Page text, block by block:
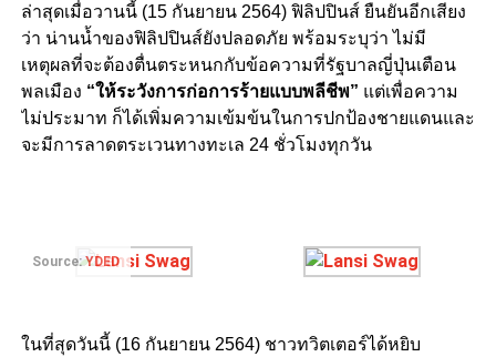
ล่าสุดเมื่อวานนี้ (15 กันยายน 2564) ฟิลิปปินส์ ยืนยันอีกเสียง
ว่า น่านน้ำของฟิลิปปินส์ยังปลอดภัย พร้อมระบุว่า ไม่มี
เหตุผลที่จะต้องตื่นตระหนกกับข้อความที่รัฐบาลญี่ปุ่นเตือน
พลเมือง “ให้ระวังการก่อการร้ายแบบพลีชีพ” แต่เพื่อความ
ไม่ประมาท ก็ได้เพิ่มความเข้มข้นในการปกป้องชายแดนและ
จะมีการลาดตระเวนทางทะเล 24 ชั่วโมงทุกวัน
Source:YDED
ในที่สุดวันนี้ (16 กันยายน 2564) ชาวทวิตเตอร์ได้หยิบ